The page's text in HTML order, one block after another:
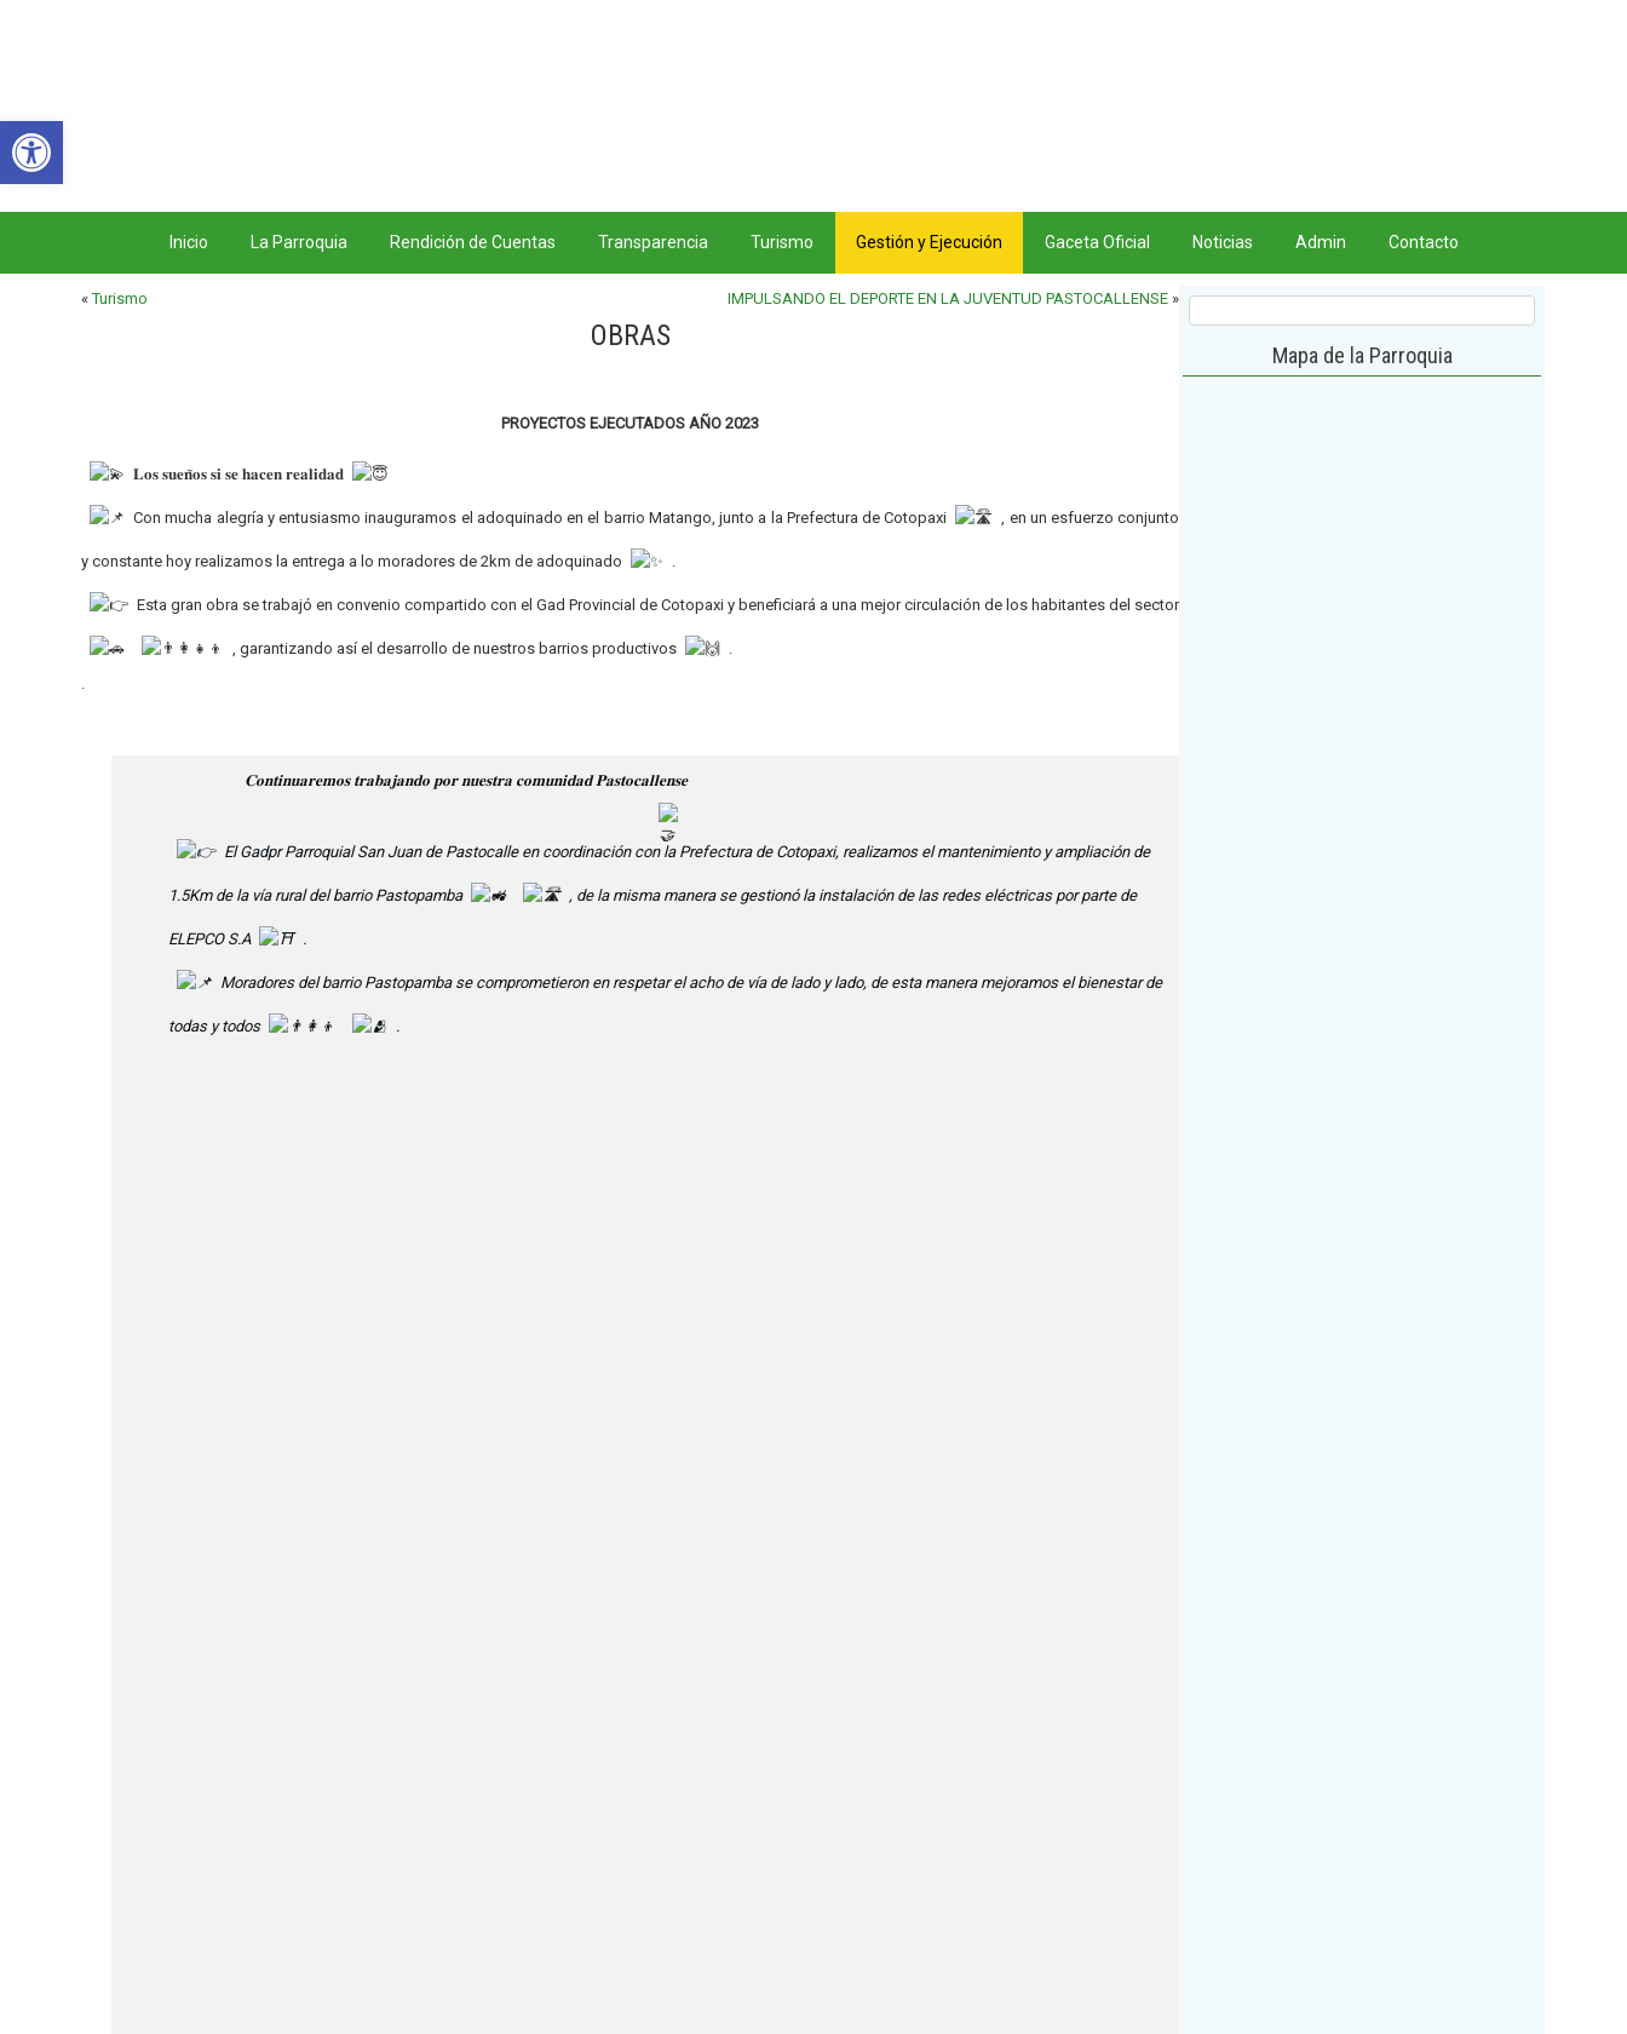
Inicio La Parroquia Rendición de Cuentas Transparencia Turismo Gestión y Ejecución Gaceta Oficial Noticias Admin Contacto
«Turismo IMPULSANDO EL DEPORTE EN LA JUVENTUD PASTOCALLENSE »
OBRAS
PROYECTOS EJECUTADOS AÑO 2023
𝐋𝐨𝐬 𝐬𝐮𝐞𝐧̃𝐨𝐬 𝐬𝐢 𝐬𝐞 𝐡𝐚𝐜𝐞𝐧 𝐫𝐞𝐚𝐥𝐢𝐝𝐚𝐝
Con mucha alegría y entusiasmo inauguramos el adoquinado en el barrio Matango, junto a la Prefectura de Cotopaxi , en un esfuerzo conjunto
y constante hoy realizamos la entrega a lo moradores de 2km de adoquinado .
Esta gran obra se trabajó en convenio compartido con el Gad Provincial de Cotopaxi y beneficiará a una mejor circulación de los habitantes del sector
, garantizando así el desarrollo de nuestros barrios productivos
.
.
𝐂𝐨𝐧𝐭𝐢𝐧𝐮𝐚𝐫𝐞𝐦𝐨𝐬 𝐭𝐫𝐚𝐛𝐚𝐣𝐚𝐧𝐝𝐨 𝐩𝐨𝐫 𝐧𝐮𝐞𝐬𝐭𝐫𝐚 𝐜𝐨𝐦𝐮𝐧𝐢𝐝𝐚𝐝 𝐏𝐚𝐬𝐭𝐨𝐜𝐚𝐥𝐥𝐞𝐧𝐬𝐞
El Gadpr Parroquial San Juan de Pastocalle en coordinación con la Prefectura de Cotopaxi, realizamos el mantenimiento y ampliación de
1.5Km de la vía rural del barrio Pastopamba , de la misma manera se gestionó la instalación de las redes eléctricas por parte de
ELEPCO S.A .
Moradores del barrio Pastopamba se comprometieron en respetar el acho de vía de lado y lado, de esta manera mejoramos el bienestar de
todas y todos .
Mapa de la Parroquia
Abrir barra de herramientas